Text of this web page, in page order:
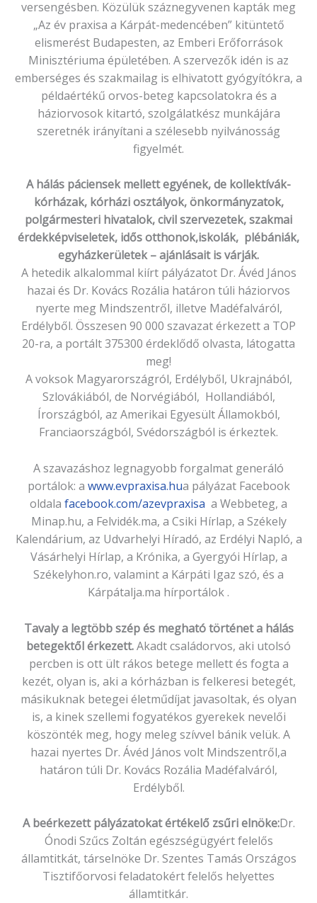
versengésben. Közülük száznegyvenen kapták meg
„Az év praxisa a Kárpát-medencében” kitüntető
elismerést Budapesten, az Emberi Erőforrások
Minisztériuma épületében. A szervezők idén is az
emberséges és szakmailag is elhivatott gyógyítókra, a
példaértékű orvos-beteg kapcsolatokra és a
háziorvosok kitartó, szolgálatkész munkájára
szeretnék irányítani a szélesebb nyilvánosság
figyelmét.
A hálás páciensek mellett egyének, de kollektívák-
kórházak, kórházi osztályok, önkormányzatok,
polgármesteri hivatalok, civil szervezetek, szakmai
érdekképviseletek, idős otthonok,iskolák, plébániák,
egyházkerületek – ajánlásait is várják.
A hetedik alkalommal kiírt pályázatot Dr. Ávéd János
hazai és Dr. Kovács Rozália határon túli háziorvos
nyerte meg Mindszentről, illetve Madéfalváról,
Erdélyből. Összesen 90 000 szavazat érkezett a TOP
20-ra, a portált 375300 érdeklődő olvasta, látogatta
meg!
A voksok Magyarországról, Erdélyből, Ukrajnából,
Szlovákiából, de Norvégiából, Hollandiából,
Írországból, az Amerikai Egyesült Államokból,
Franciaországból, Svédországból is érkeztek.
A szavazáshoz legnagyobb forgalmat generáló
portálok: a www.evpraxisa.hua pályázat Facebook
oldala facebook.com/azevpraxisa a Webbeteg, a
Minap.hu, a Felvidék.ma, a Csiki Hírlap, a Székely
Kalendárium, az Udvarhelyi Híradó, az Erdélyi Napló, a
Vásárhelyi Hírlap, a Krónika, a Gyergyói Hírlap, a
Székelyhon.ro, valamint a Kárpáti Igaz szó, és a
Kárpátalja.ma hírportálok .
Tavaly a legtöbb szép és megható történet a hálás
betegektől érkezett.Akadt családorvos, aki utolsó
percben is ott ült rákos betege mellett és fogta a
kezét, olyan is, aki a kórházban is felkeresi betegét,
másikuknak betegei életműdíjat javasoltak, és olyan
is, a kinek szellemi fogyatékos gyerekek nevelői
köszönték meg, hogy meleg szívvel bánik velük. A
hazai nyertes Dr. Ávéd János volt Mindszentről,a
határon túli Dr. Kovács Rozália Madéfalváról,
Erdélyből.
A beérkezett pályázatokat értékelő zsűri elnöke:Dr.
Ónodi Szűcs Zoltán egészségügyért felelős
államtitkát, társelnöke Dr. Szentes Tamás Országos
Tisztifőorvosi feladatokért felelős helyettes
államtitkár.